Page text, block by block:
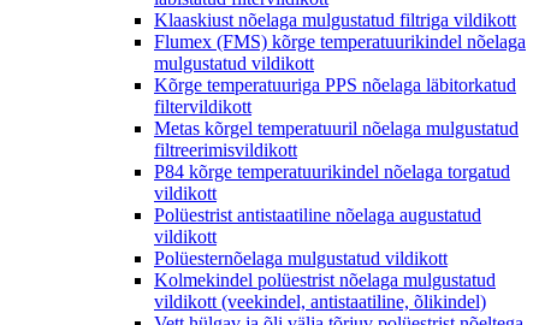
Klaaskiust nõelaga mulgustatud filtriga vildikott
Flumex (FMS) kõrge temperatuurikindel nõelaga
mulgustatud vildikott
Kõrge temperatuuriga PPS nõelaga läbitorkatud
filtervildikott
Metas kõrgel temperatuuril nõelaga mulgustatud
filtreerimisvildikott
P84 kõrge temperatuurikindel nõelaga torgatud
vildikott
Polüestrist antistaatiline nõelaga augustatud
vildikott
Polüesternõelaga mulgustatud vildikott
Kolmekindel polüestrist nõelaga mulgustatud
vildikott (veekindel, antistaatiline, õlikindel)